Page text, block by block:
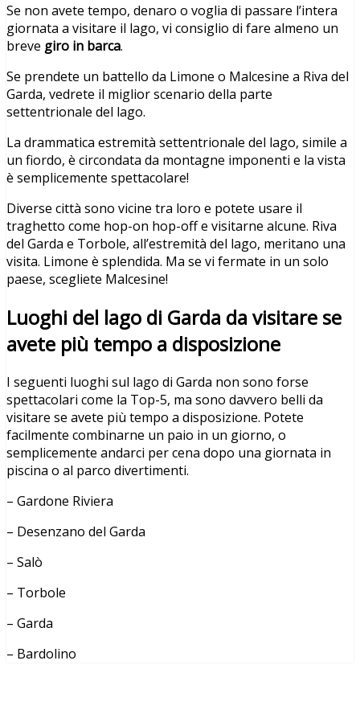
Se non avete tempo, denaro o voglia di passare l’intera
giornata a visitare il lago, vi consiglio di fare almeno un
breve giro in barca.
Se prendete un battello da Limone o Malcesine a Riva del
Garda, vedrete il miglior scenario della parte
settentrionale del lago.
La drammatica estremità settentrionale del lago, simile a
un fiordo, è circondata da montagne imponenti e la vista
è semplicemente spettacolare!
Diverse città sono vicine tra loro e potete usare il
traghetto come hop-on hop-off e visitarne alcune. Riva
del Garda e Torbole, all’estremità del lago, meritano una
visita. Limone è splendida. Ma se vi fermate in un solo
paese, scegliete Malcesine!
Luoghi del lago di Garda da visitare se
avete più tempo a disposizione
I seguenti luoghi sul lago di Garda non sono forse
spettacolari come la Top-5, ma sono davvero belli da
visitare se avete più tempo a disposizione. Potete
facilmente combinarne un paio in un giorno, o
semplicemente andarci per cena dopo una giornata in
piscina o al parco divertimenti.
– Gardone Riviera
– Desenzano del Garda
– Salò
– Torbole
– Garda
– Bardolino